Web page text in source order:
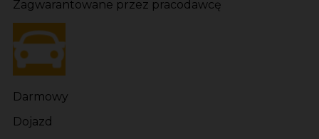
Zagwarantowane przez pracodawcę
Darmowy
Dojazd